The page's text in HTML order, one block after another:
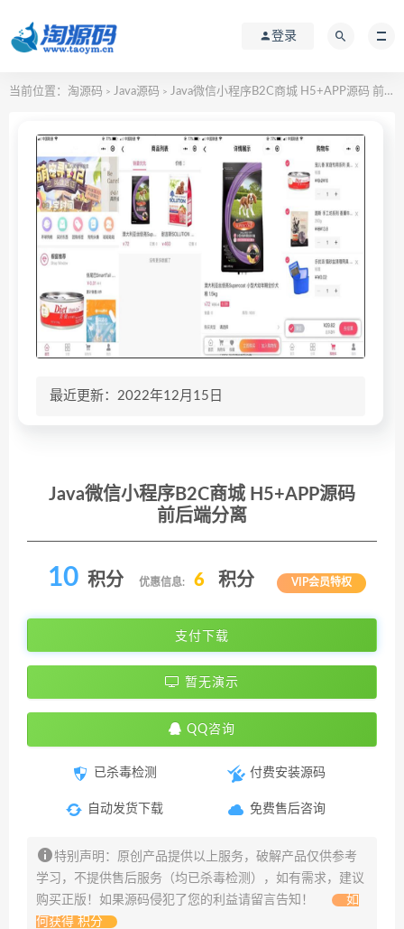
登录
当前位置： 淘源码 > Java源码 > Java微信小程序B2C商城 H5+APP源码 前后端分离
最近更新：2022年12月15日
Java微信小程序B2C商城 H5+APP源码
前后端分离
10 积分 优惠信息: 6 积分 VIP会员特权
支付下载
暂无演示
QQ咨询
已杀毒检测
自动发货下载
付费安装源码
免费售后咨询
特别声明：原创产品提供以上服务，破解产品仅供参考
学习，不提供售后服务（均已杀毒检测），如有需求，建议
购买正版！如果源码侵犯了您的利益请留言告知！
如
何获得 积分